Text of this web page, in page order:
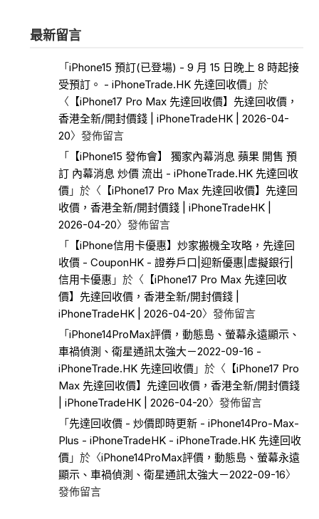
最新留言
「iPhone15 預訂(已登場) - 9 月 15 日晚上 8 時起接
受預訂。 - iPhoneTrade.HK 先達回收價 」於
〈 【iPhone17 Pro Max 先達回收價】先達回收價，
香港全新/開封價錢 | iPhoneTradeHK | 2026-04-
20〉發佈留言
「
【iPhone15 發佈會】 獨家內幕消息 蘋果 開售 預
訂 內幕消息 炒價 流出 - iPhoneTrade.HK 先達回收
價 」於〈 【iPhone17 Pro Max 先達回收價】先達回
收價，香港全新/開封價錢 | iPhoneTradeHK |
2026-04-20〉發佈留言
「
【iPhone信用卡優惠】炒家搬機全攻略，先達回
收價 - CouponHK - 證券戶口|迎新優惠|虛擬銀行|
信用卡優惠 」於〈 【iPhone17 Pro Max 先達回收
價】先達回收價，香港全新/開封價錢 |
iPhoneTradeHK | 2026-04-20〉發佈留言
「iPhone14ProMax評價，動態島、螢幕永遠顯示、
車禍偵測、衛星通訊太強大－2022-09-16 -
iPhoneTrade.HK 先達回收價 」於〈 【iPhone17 Pro
Max 先達回收價】先達回收價，香港全新/開封價錢
| iPhoneTradeHK | 2026-04-20〉發佈留言
「 先達回收價 - 炒價即時更新 - iPhone14Pro-Max-
Plus - iPhoneTradeHK - iPhoneTrade.HK 先達回收
價 」於〈iPhone14ProMax評價，動態島、螢幕永遠
顯示、車禍偵測、衛星通訊太強大－2022-09-16〉
發佈留言